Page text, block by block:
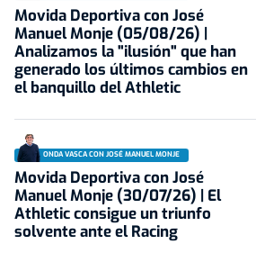
Movida Deportiva con José
Manuel Monje (05/08/26) |
Analizamos la "ilusión" que han
generado los últimos cambios en
el banquillo del Athletic
ONDA VASCA CON JOSÉ MANUEL MONJE
Movida Deportiva con José
Manuel Monje (30/07/26) | El
Athletic consigue un triunfo
solvente ante el Racing